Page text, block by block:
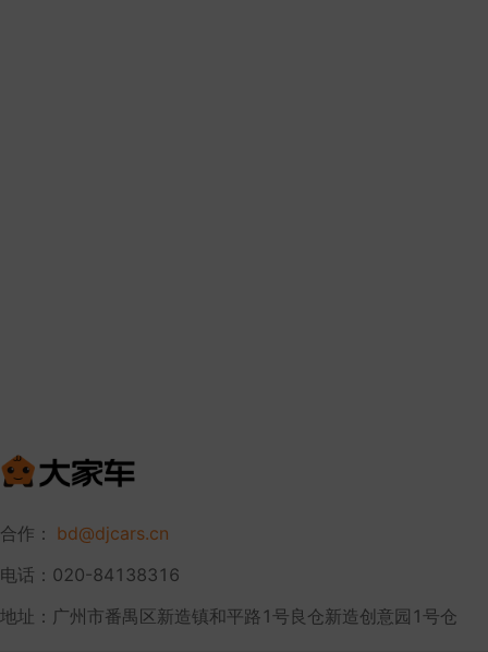
合作： bd@djcars.cn
电话：020-84138316
地址：广州市番禺区新造镇和平路1号良仓新造创意园1号仓